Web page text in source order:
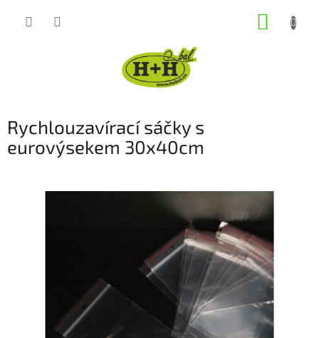
Rychlouzavírací sáčky s
eurovýsekem 30x40cm